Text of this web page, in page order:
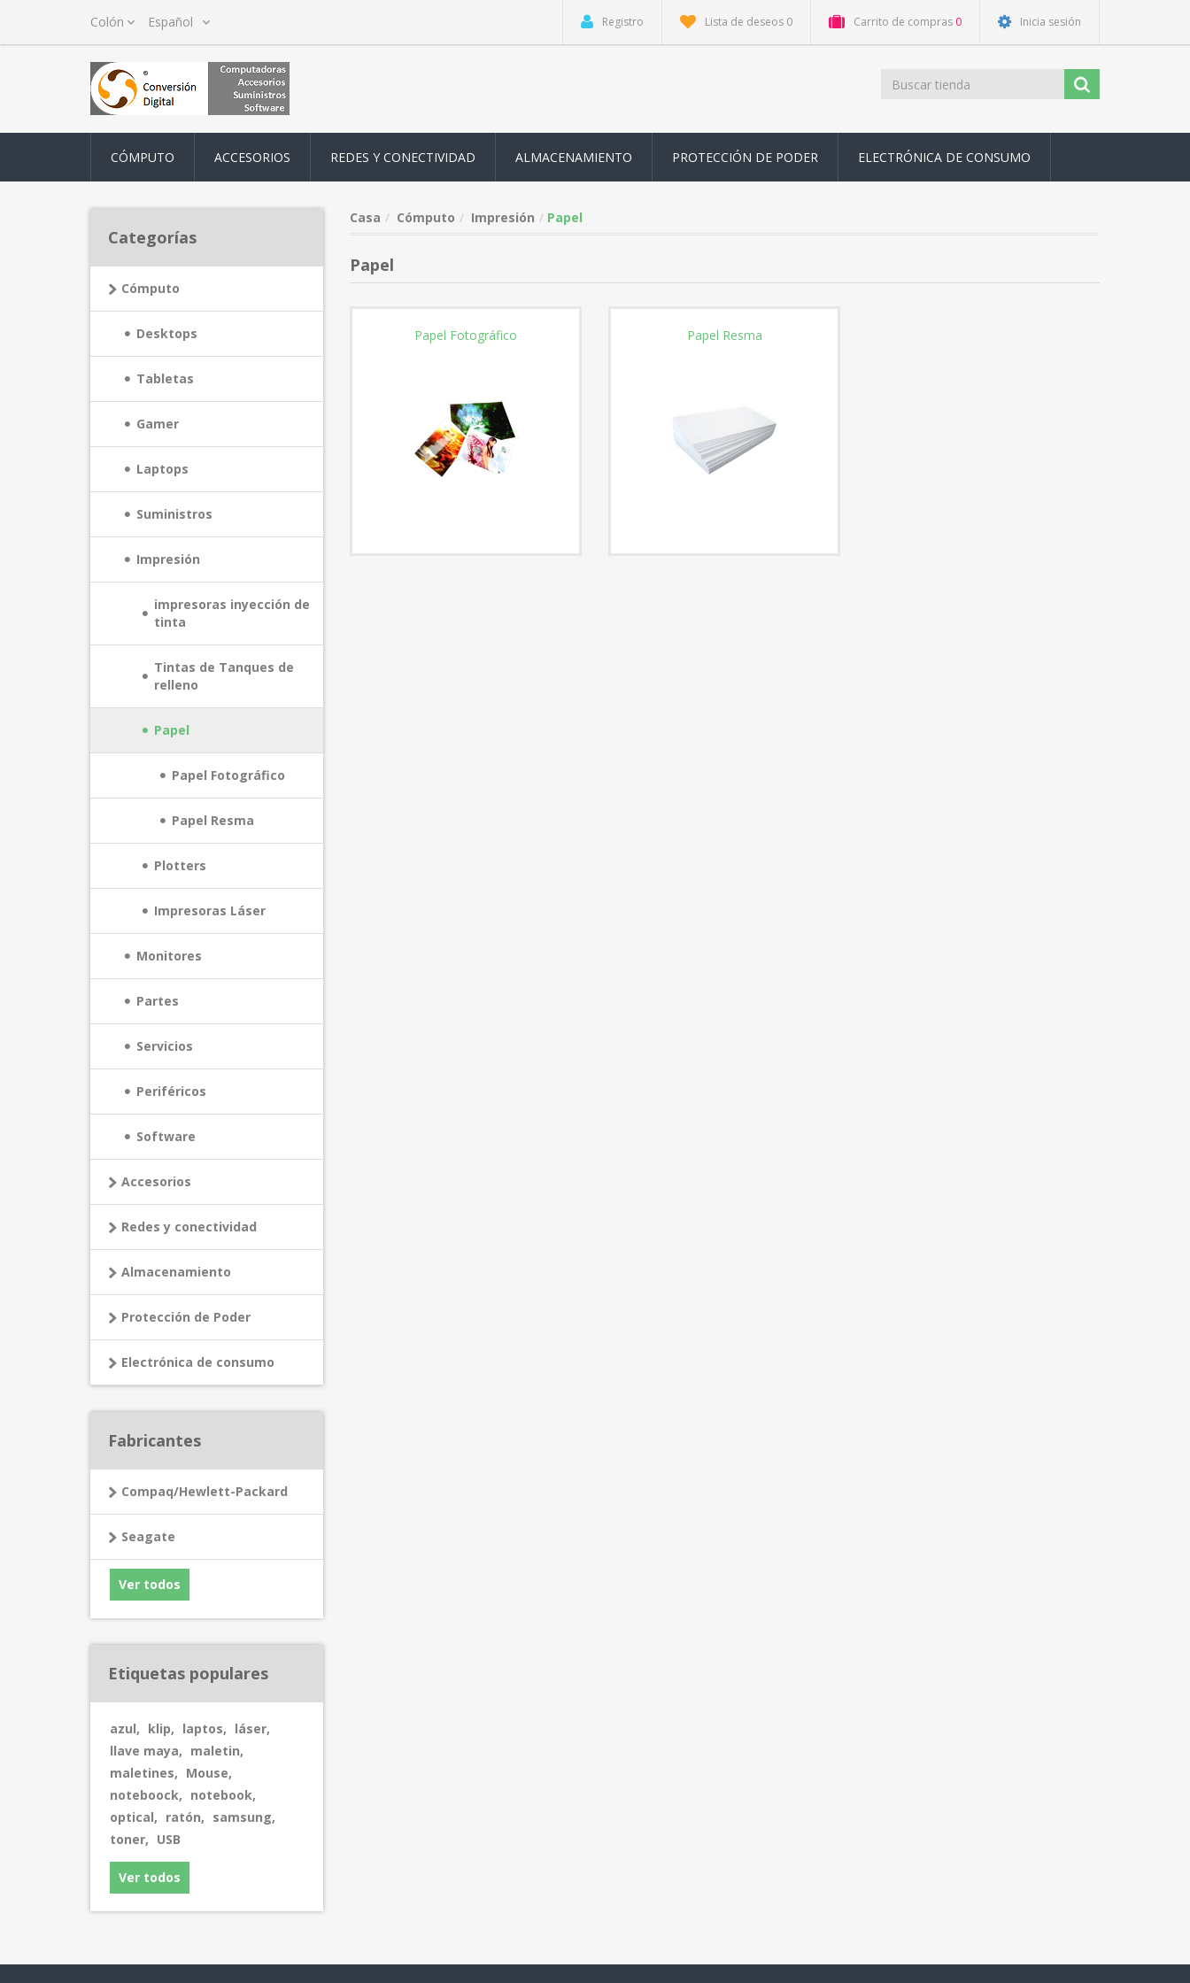
Registro Lista de deseos 0 Carrito de compras 0 Inicia sesión
CÓMPUTO ACCESORIOS REDES Y CONECTIVIDAD ALMACENAMIENTO PROTECCIÓN DE PODER ELECTRÓNICA DE CONSUMO
Categorías
Cómputo
Desktops
Tabletas
Gamer
Laptops
Suministros
Impresión
impresoras inyección de
tinta
Tintas de Tanques de
relleno
Papel
Papel Fotográfico
Papel Resma
Plotters
Impresoras Láser
Monitores
Partes
Servicios
Periféricos
Software
Accesorios
Redes y conectividad
Almacenamiento
Protección de Poder
Electrónica de consumo
Fabricantes
Compaq/Hewlett-Packard
Seagate
Ver todos
Etiquetas populares
azul, klip, laptos, láser,
llave maya, maletin,
maletines, Mouse,
noteboock, notebook,
optical, ratón, samsung,
toner, USB
Ver todos
Casa Cómputo Impresión Papel
Papel
Papel Fotográfico Papel Resma